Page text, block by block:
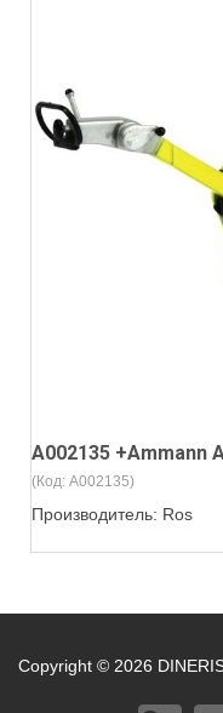
A002135 +Ammann
(Код: A002135)
Производитель: Ros
Copyright © 2026